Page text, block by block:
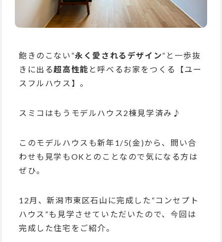
飽きのこない“永く愛されるデザイン”と一歩抜
きに出る超高性能 と呼べるお家をつくる【ユー
スフルハウス】。
スミコはもうモデルハウス2棟見学済み♪
このモデルハウスも新年1/5(金)から、問い合
わせも見学もOKとのことなので気になる方は
ぜひ。
12月、新潟市東区石山に完成した“コンセプト
ハウス”も見学させていただいたので、今回は
完成した住宅をご紹介。